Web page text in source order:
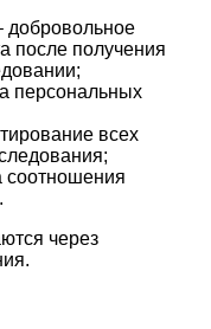
добровольное
после получения
персональных
всех
соотношения
через